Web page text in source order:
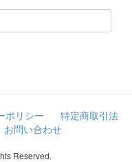
ポリシー
特定商取引法
お問い合わせ
Reserved.